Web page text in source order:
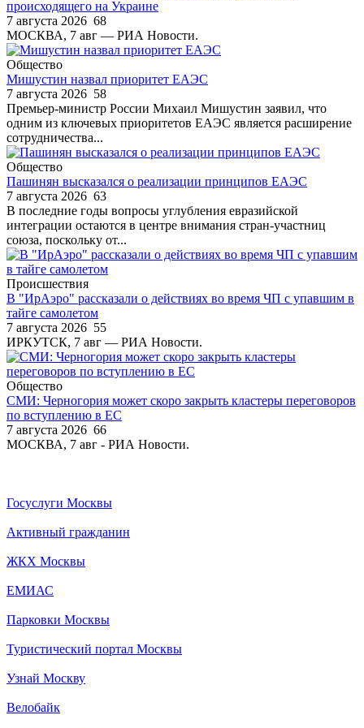
происходящего на Украине
7 августа 2026 68
МОСКВА, 7 авг — РИА Новости.
Общество
Мишустин назвал приоритет ЕАЭС
7 августа 2026 58
Премьер-министр России Михаил Мишустин заявил, что
одним из ключевых приоритетов ЕАЭС является расширение
сотрудничества...
Общество
Пашинян высказался о реализации принципов ЕАЭС
7 августа 2026 63
В последние годы вопросы углубления евразийской
интеграции остаются в центре внимания стран-участниц
союза, поскольку от...
Происшествия
В "ИрАэро" рассказали о действиях во время ЧП с упавшим в
тайге самолетом
7 августа 2026 55
ИРКУТСК, 7 авг — РИА Новости.
Общество
СМИ: Черногория может скоро закрыть кластеры переговоров
по вступлению в ЕС
7 августа 2026 66
МОСКВА, 7 авг - РИА Новости.
Госуслуги Москвы
Активный гражданин
ЖКХ Москвы
ЕМИАС
Парковки Москвы
Туристический портал Москвы
Узнай Москву
Велобайк